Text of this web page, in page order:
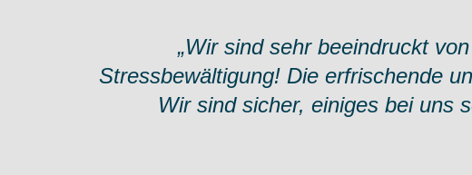
„Wir sind sehr beeindruckt
Stressbewältigung! Die erfrischende
Wir sind sicher, einiges bei uns